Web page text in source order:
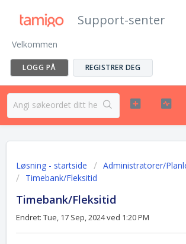
Support-senter
Velkommen
LOGG PÅ REGISTRER DEG
Løsning - startside
Administratorer/
Timebank/Fleksitid
Timebank/Fleksitid
Endret: Tue, 17 Sep, 2024 ved 1:20 PM